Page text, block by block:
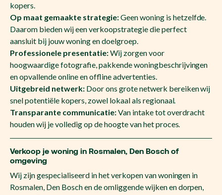
kopers.
Op maat gemaakte strategie:Geen woning is hetzelfde.
Daarom bieden wij een verkoopstrategie die perfect
aansluit bij jouw woning en doelgroep.
Professionele presentatie:Wij zorgen voor
hoogwaardige fotografie, pakkende woningbeschrijvingen
en opvallende online en offline advertenties.
Uitgebreid netwerk:Door ons grote netwerk bereiken wij
snel potentiële kopers, zowel lokaal als regionaal.
Transparante communicatie:Van intake tot overdracht
houden wij je volledig op de hoogte van het proces.
Verkoop je woning in Rosmalen, Den Bosch of
omgeving
Wij zijn gespecialiseerd in het verkopen van woningen in
Rosmalen, Den Bosch en de omliggende wijken en dorpen,